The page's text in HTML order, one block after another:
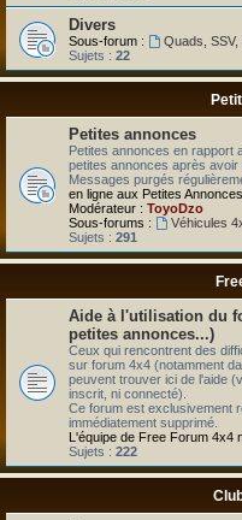
Divers
Sous-forum :
Quads, SSV,
Sujets : 22
Petites annonces
Petites annonces en rapport
petites annonces après avoir
Messages purgés
en ligne aux Petites Annonces
Modérateur : ToyoDzo
Sous-forums :
Véhicules
Sujets : 291
Aide à l'utilisation du
petites annonces...)
Ceux qui rencontrent des
sur forum 4x4 (notamment
peuvent trouver ici de l'aide
inscrit, ni connecté).
Ce forum est exclusivement
immédiatement supprimé.
L'équipe de Free Forum 4x4
Sujets : 222